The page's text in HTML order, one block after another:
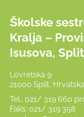
Školske
Kralja –
Isusova, Split
Lovretska 9
21000 Split, Hrvatska
Tel.: 021/ 319 660
Faks: 021/ 319 358